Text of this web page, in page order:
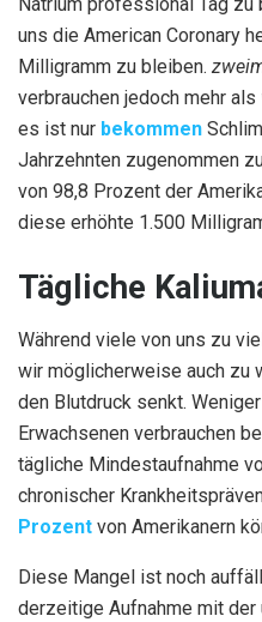
uns die American Coronary
Milligramm zu bleiben.
verbrauchen jedoch mehr als
es ist nur bekommen
Jahrzehnten zugenommen
von 98,8 Prozent der
diese erhöhte 1.500
Tägliche
Während viele von uns zu
wir möglicherweise auch zu
den Blutdruck senkt.
Erwachsenen verbrauchen
tägliche Mindestaufnahme
chronischer
Prozent von Amerikanern
Diese Mangel ist noch
derzeitige Aufnahme mit der